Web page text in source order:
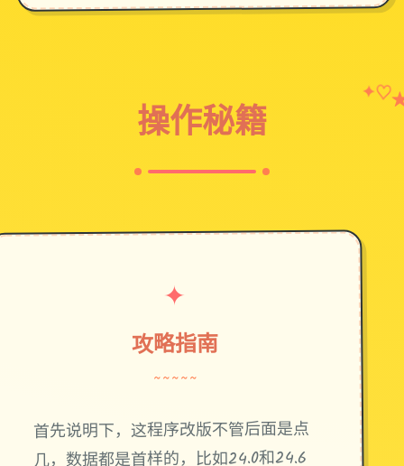
操作秘籍
✦♡
✦
攻略指南
~~~~~
首先说明下，这程序改版不管后面是点